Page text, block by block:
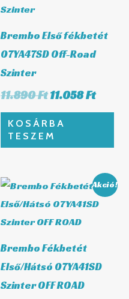
Brembo Első fékbetét
07YA47SD Off-Road
Szinter
11.890Ft 11.058Ft
KOSÁRBA
TESZEM
Akció!
Brembo Fékbetét
Első/Hátsó 07YA41SD
Szinter OFF ROAD
Original
price
11.890 Ft.
price